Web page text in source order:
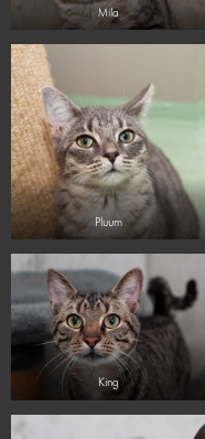
Mila
Pluum
King